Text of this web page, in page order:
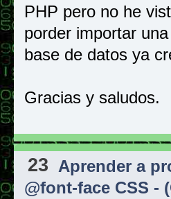
PHP pero no he
porder importar
base de datos ya
Gracias y saludos.
23 Aprender a
@font-face CSS -